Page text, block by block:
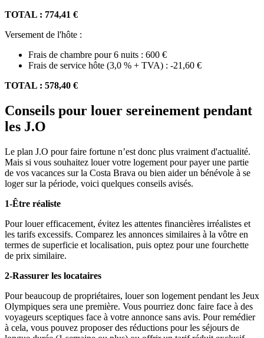
TOTAL : 774,41 €
Versement de l'hôte :
Frais de chambre pour 6 nuits : 600 €
Frais de service hôte (3,0 % + TVA) : -21,60 €
TOTAL : 578,40 €
Conseils pour louer sereinement pendant
les J.O
Le plan J.O pour faire fortune n’est donc plus vraiment d'actualité.
Mais si vous souhaitez louer votre logement pour payer une partie
de vos vacances sur la Costa Brava ou bien aider un bénévole à se
loger sur la période, voici quelques conseils avisés.
1-Être réaliste
Pour louer efficacement, évitez les attentes financières irréalistes et
les tarifs excessifs. Comparez les annonces similaires à la vôtre en
termes de superficie et localisation, puis optez pour une fourchette
de prix similaire.
2-Rassurer les locataires
Pour beaucoup de propriétaires, louer son logement pendant les Jeux
Olympiques sera une première. Vous pourriez donc faire face à des
voyageurs sceptiques face à votre annonce sans avis. Pour remédier
à cela, vous pouvez proposer des réductions pour les séjours de